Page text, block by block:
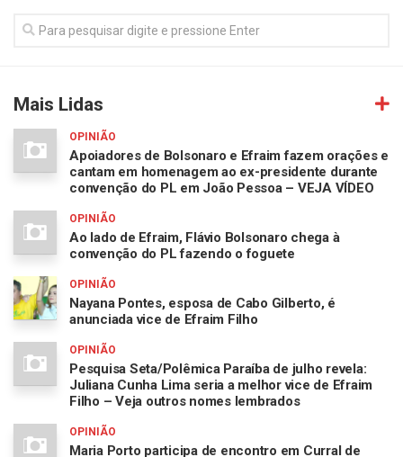
Mais Lidas
OPINIÃO
Apoiadores de Bolsonaro e Efraim fazem orações e
cantam em homenagem ao ex-presidente durante
convenção do PL em João Pessoa – VEJA VÍDEO
OPINIÃO
Ao lado de Efraim, Flávio Bolsonaro chega à
convenção do PL fazendo o foguete
OPINIÃO
Nayana Pontes, esposa de Cabo Gilberto, é
anunciada vice de Efraim Filho
OPINIÃO
Pesquisa Seta/Polêmica Paraíba de julho revela:
Juliana Cunha Lima seria a melhor vice de Efraim
Filho – Veja outros nomes lembrados
OPINIÃO
Maria Porto participa de encontro em Curral de